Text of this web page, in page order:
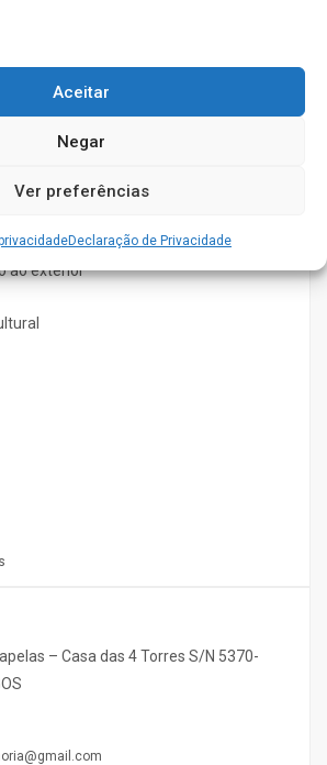
Aceitar
Negar
Ver preferências
Declaração de Privacidade
logo de inicio,
ao exterior
– Casa das 4 Torres S/N 5370-